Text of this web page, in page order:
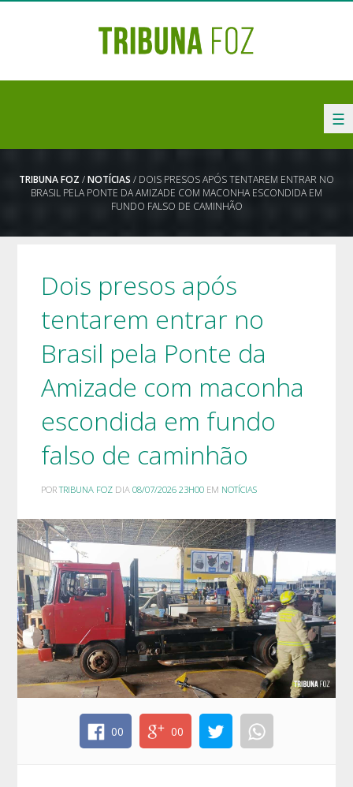
☰
TRIBUNA FOZ /NOTÍCIAS / DOIS PRESOS APÓS TENTAREM ENTRAR NO
BRASIL PELA PONTE DA AMIZADE COM MACONHA ESCONDIDA EM
FUNDO FALSO DE CAMINHÃO
Dois presos após
tentarem entrar no
Brasil pela Ponte da
Amizade com maconha
escondida em fundo
falso de caminhão
PORTRIBUNA FOZ DIA08/07/2026 23H00 EM NOTÍCIAS
00 00